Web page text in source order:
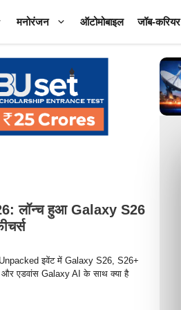
मनोरंजन ऑटोमोबाइल जॉब-करियर
लॉन्च हुआ Galaxy S26
इवेंट में Galaxy S26, S26+
एडवांस Galaxy AI के साथ क्या है